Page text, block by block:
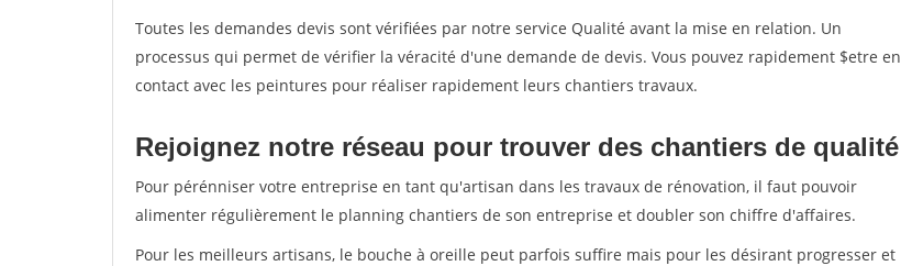
Toutes les demandes devis sont vérifiées par notre service Qualité avant la mise en relation. Un
processus qui permet de vérifier la véracité d'une demande de devis. Vous pouvez rapidement $etre en
contact avec les peintures pour réaliser rapidement leurs chantiers travaux.
Rejoignez notre réseau pour trouver des chantiers de qualité
Pour pérénniser votre entreprise en tant qu'artisan dans les travaux de rénovation, il faut pouvoir
alimenter régulièrement le planning chantiers de son entreprise et doubler son chiffre d'affaires.
Pour les meilleurs artisans, le bouche à oreille peut parfois suffire mais pour les désirant progresser et